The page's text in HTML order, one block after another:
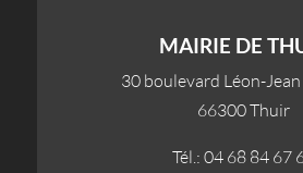
MAIRIE DE
30 boulevard Léon-
66300 Thuir
Tél.: 04 68 84 67